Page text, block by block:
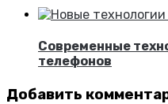
Современные
телефонов
Добавить